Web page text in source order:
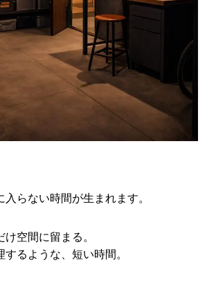
らない時間が生まれます。
空間に留まる。
るような、短い時間。